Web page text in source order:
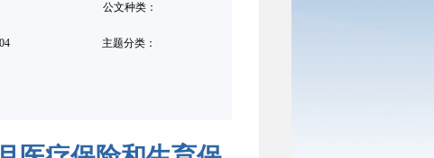
公文种类：
主题分类：